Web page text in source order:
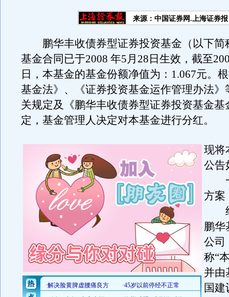
来源：中国证券网.上海证券报
鹏华丰收债券型证券投资基金（以下简
基金合同已于2008 年5月28日生效，截至
日，本基金的基金份额净值为：1.067元。
基金法》、《证券投资基金运作管理办法》
关规定及《鹏华丰收债券型证券投资基金基
定，基金管理人决定对本基金进行分红。
现将
公告
一
方案
经
鹏华
公司
称“
并由
国